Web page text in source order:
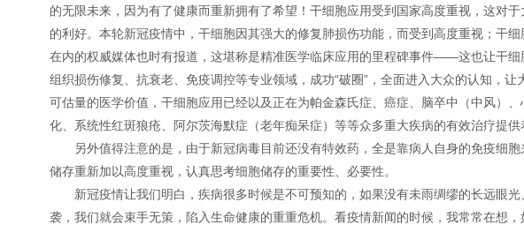
的无限未来，因为有了健康而重新拥有了希望！干细胞应用受到国家高度重视，这对
的利好。本轮新冠疫情中，干细胞因其强大的修复肺损伤功能，而受到高度重视；干
在内的权威媒体也时有报道，这堪称是精准医学临床应用的里程碑事件——这也让干
组织损伤修复、抗衰老、免疫调控等专业领域，成功“破圈”，全面进入大众的认知，
可估量的医学价值，干细胞应用已经以及正在为帕金森氏症、癌症、脑卒中（中风）
化、系统性红斑狼疮、阿尔茨海默症（老年痴呆症）等等众多重大疾病的有效治疗提
另外值得注意的是，由于新冠病毒目前还没有特效药，全是靠病人自身的免疫细
储存重新加以高度重视，认真思考细胞储存的重要性、必要性。
新冠疫情让我们明白，疾病很多时候是不可预知的，如果没有未雨绸缪的长远眼
袭，我们就会束手无策，陷入生命健康的重重危机。看疫情新闻的时候，我常常在想